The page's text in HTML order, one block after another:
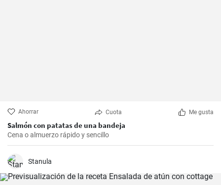
Ahorrar Cuota Me gusta
Salmón con patatas de una bandeja
Cena o almuerzo rápido y sencillo
Stanula